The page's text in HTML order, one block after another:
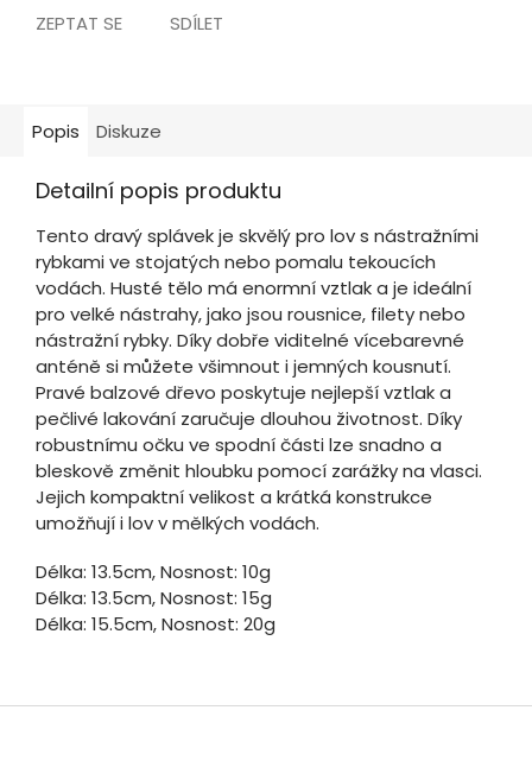
ZEPTAT SE SDÍLET
Popis Diskuze
Detailní popis produktu
Tento dravý splávek je skvělý pro lov s nástražními
rybkami ve stojatých nebo pomalu tekoucích
vodách. Husté tělo má enormní vztlak a je ideální
pro velké nástrahy, jako jsou rousnice, filety nebo
nástražní rybky. Díky dobře viditelné vícebarevné
anténě si můžete všimnout i jemných kousnutí.
Pravé balzové dřevo poskytuje nejlepší vztlak a
pečlivé lakování zaručuje dlouhou životnost. Díky
robustnímu očku ve spodní části lze snadno a
bleskově změnit hloubku pomocí zarážky na vlasci.
Jejich kompaktní velikost a krátká konstrukce
umožňují i lov v mělkých vodách.
Délka: 13.5cm, Nosnost: 10g
Délka: 13.5cm, Nosnost: 15g
Délka: 15.5cm, Nosnost: 20g
Z